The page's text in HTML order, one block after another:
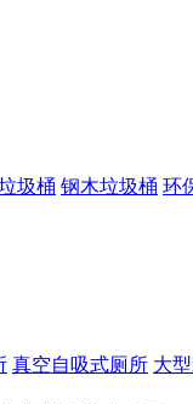
圾桶 钢木垃圾桶 环
真空自吸式厕所 大